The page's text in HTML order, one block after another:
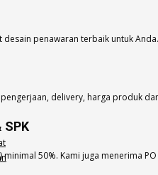
penawaran terbaik untuk Anda.
delivery, harga produk
SPK
) minimal 50%. Kami juga menerima PO